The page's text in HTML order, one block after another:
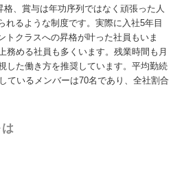
、賞与は年功序列ではなく頑張った人
れるような制度です。実際に入社5年目
トクラスへの昇格が叶った社員もいま
務める社員も多くいます。残業時間も月
した働き方を推奨しています。平均勤続
ているメンバーは70名であり、全社割合